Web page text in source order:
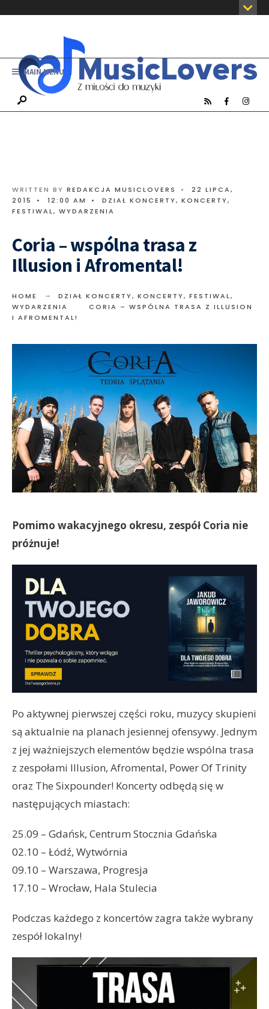
MAIN MENU
WRITTEN BY REDAKCJA MUSICLOVERS •
22 LIPCA,
2015
• 12:00 AM • DZIAŁ KONCERTY, KONCERTY,
FESTIWAL, WYDARZENIA
Coria – wspólna trasa z
Illusion i Afromental!
HOME DZIAŁ KONCERTY, KONCERTY, FESTIWAL,
WYDARZENIA
CORIA – WSPÓLNA TRASA Z ILLUSION
I AFROMENTAL!
Pomimo wakacyjnego okresu, zespół Coria nie
próżnuje!
Po aktywnej pierwszej części roku, muzycy skupieni
są aktualnie na planach jesiennej ofensywy. Jednym
z jej ważniejszych elementów będzie wspólna trasa
z zespołami Illusion, Afromental, Power Of Trinity
oraz The Sixpounder! Koncerty odbędą się w
następujących miastach:
25.09 – Gdańsk, Centrum Stocznia Gdańska
02.10 – Łódź, Wytwórnia
09.10 – Warszawa, Progresja
17.10 – Wrocław, Hala Stulecia
Podczas każdego z koncertów zagra także wybrany
zespół lokalny!